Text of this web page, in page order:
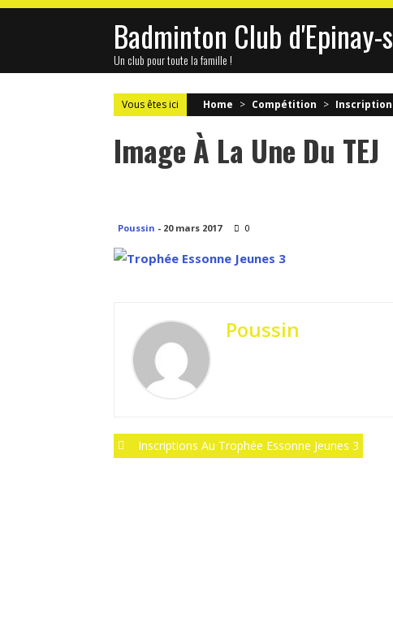
Skip
Badminton Club
Un club pour toute la famille !
Vous êtes ici Home > Compétition >
Image À La Une Du TEJ
Poussin - 20 mars 2017 0
Poussin
PostInscriptions Au Trophée Essonne Jeunes 3